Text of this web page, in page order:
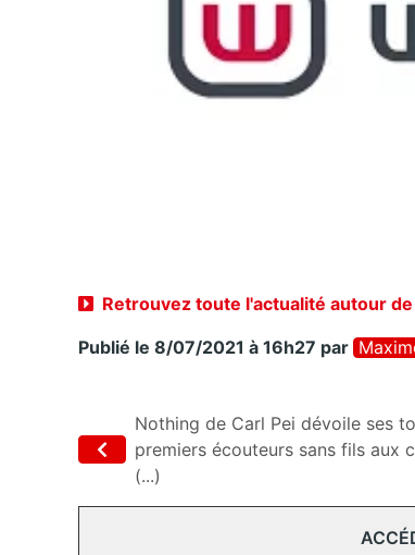
Retrouvez toute l'actualité autour
Publié le 8/07/2021 à 16h27 par
Nothing de Carl Pei dévoile ses
premiers écouteurs sans fils aux
(...)